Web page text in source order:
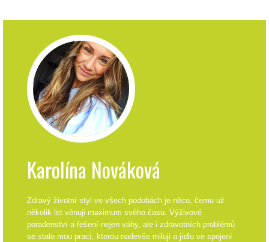
Karolína Nováková
Zdravý životní styl ve všech podobách je něco, čemu už
několik let věnuji maximum svého času. Výživové
poradenství a řešení nejen váhy, ale i zdravotních problémů
se stalo mou prací, kterou nadevše miluji a jídlu ve spojení